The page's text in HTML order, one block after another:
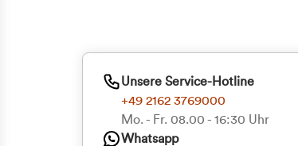
Unsere Service-Hotline
+49 2162 3769000
Mo. - Fr. 08.00 - 16:30 Uhr
Whatsapp